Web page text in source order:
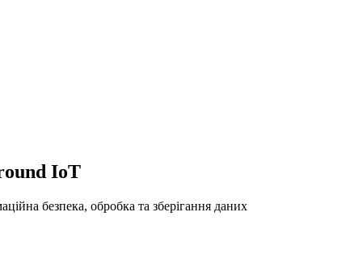
IoT
безпека, обробка та зберігання даних